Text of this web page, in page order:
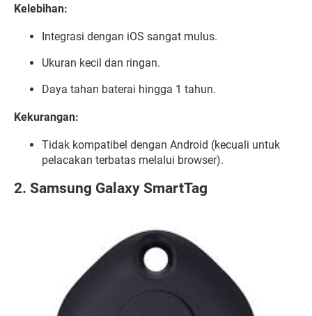
Kelebihan:
Integrasi dengan iOS sangat mulus.
Ukuran kecil dan ringan.
Daya tahan baterai hingga 1 tahun.
Kekurangan:
Tidak kompatibel dengan Android (kecuali untuk
pelacakan terbatas melalui browser).
2. Samsung Galaxy SmartTag